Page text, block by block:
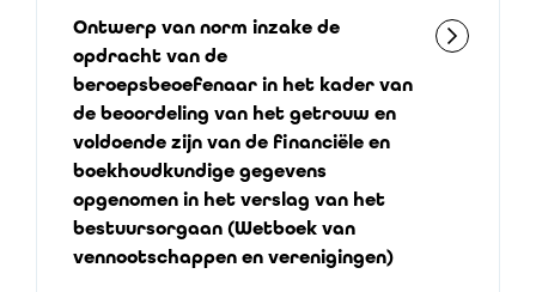
Ontwerp van norm inzake de
opdracht van de
beroepsbeoefenaar in het kader van
de beoordeling van het getrouw en
voldoende zijn van de financiële en
boekhoudkundige gegevens
opgenomen in het verslag van het
bestuursorgaan (Wetboek van
vennootschappen en verenigingen)